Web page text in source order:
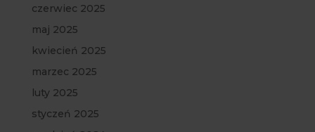
czerwiec 2025
maj 2025
kwiecień 2025
marzec 2025
luty 2025
styczeń 2025